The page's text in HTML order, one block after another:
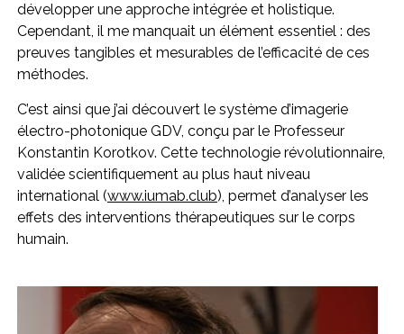
développer une approche intégrée et holistique.
Cependant, il me manquait un élément essentiel : des
preuves tangibles et mesurables de l’efficacité de ces
méthodes.
C’est ainsi que j’ai découvert le système d’imagerie
électro-photonique GDV, conçu par le Professeur
Konstantin Korotkov. Cette technologie révolutionnaire,
validée scientifiquement au plus haut niveau
international (www.iumab.club), permet d’analyser les
effets des interventions thérapeutiques sur le corps
humain.